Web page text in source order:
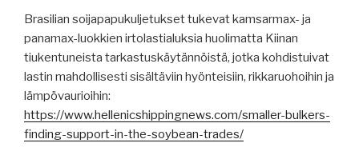
Brasilian soijapapukuljetukset tukevat kamsarmax- ja
panamax-luokkien irtolastialuksia huolimatta Kiinan
tiukentuneista tarkastuskäytännöistä, jotka kohdistuivat
lastin mahdollisesti sisältäviin hyönteisiin, rikkaruohoihin ja
lämpövaurioihin:
https://www.hellenicshippingnews.com/smaller-bulkers-
finding-support-in-the-soybean-trades/